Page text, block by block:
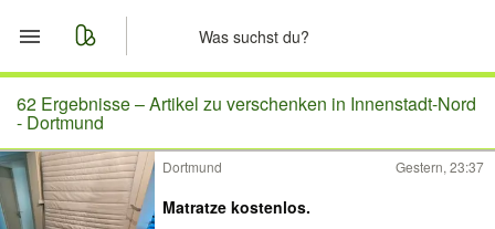
Start
Merkliste
Nachrichten
62 Ergebnisse –Artikel zu verschenken in Innenstadt-Nord
- Dortmund
Dortmund Gestern, 23:37
Matratze kostenlos.